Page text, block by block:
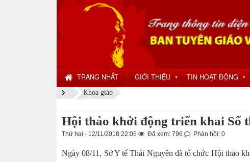
TRANG NHẤT GIỚI THIỆU ▼ TIN HOẠT ĐỘNG ▼
Khoa giáo
Hội thảo khởi động triển khai Sổ
Thứ hai - 12/11/2018 22:05 Đã xem: 796 Phản hồi: 0
Ngày 08/11, Sở Y tế Thái Nguyên đã tổ chức Hội thảo